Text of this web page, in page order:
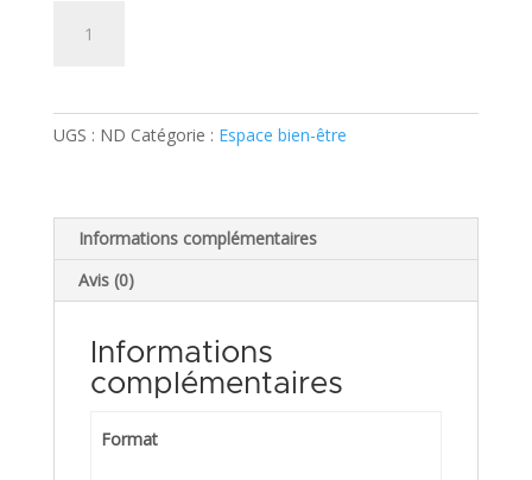
UGS : ND Catégorie : Espace bien-être
Informations complémentaires
Avis (0)
Informations
complémentaires
Format